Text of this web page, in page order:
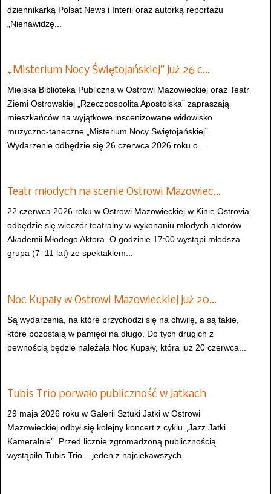
dziennikarką Polsat News i Interii oraz autorką reportażu
„Nienawidzę...
„Misterium Nocy Świętojańskiej” już 26 c…
Miejska Biblioteka Publiczna w Ostrowi Mazowieckiej oraz Teatr
Ziemi Ostrowskiej „Rzeczpospolita Apostolska” zapraszają
mieszkańców na wyjątkowe inscenizowane widowisko
muzyczno-taneczne „Misterium Nocy Świętojańskiej”.
Wydarzenie odbędzie się 26 czerwca 2026 roku o...
Teatr młodych na scenie Ostrowi Mazowiec…
22 czerwca 2026 roku w Ostrowi Mazowieckiej w Kinie Ostrovia
odbędzie się wieczór teatralny w wykonaniu młodych aktorów
Akademii Młodego Aktora. O godzinie 17:00 wystąpi młodsza
grupa (7–11 lat) ze spektaklem...
Noc Kupały w Ostrowi Mazowieckiej już 20…
Są wydarzenia, na które przychodzi się na chwilę, a są takie,
które pozostają w pamięci na długo. Do tych drugich z
pewnością będzie należała Noc Kupały, która już 20 czerwca...
Tubis Trio porwało publiczność w Jatkach
29 maja 2026 roku w Galerii Sztuki Jatki w Ostrowi
Mazowieckiej odbył się kolejny koncert z cyklu „Jazz Jatki
Kameralnie”. Przed licznie zgromadzoną publicznością
wystąpiło Tubis Trio – jeden z najciekawszych...